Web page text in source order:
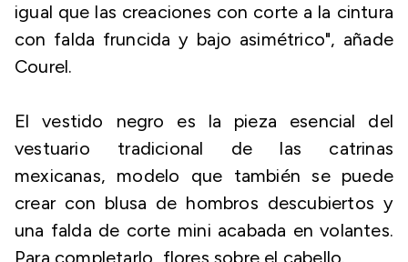
igual que las creaciones con corte a la cintura
con falda fruncida y bajo asimétrico", añade
Courel.
El vestido negro es la pieza esencial del
vestuario tradicional de las catrinas
mexicanas, modelo que también se puede
crear con blusa de hombros descubiertos y
una falda de corte mini acabada en volantes.
Para completarlo, flores sobre el cabello.